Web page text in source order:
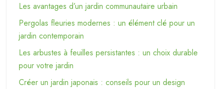
Les avantages d’un jardin communautaire urbain
Pergolas fleuries modernes : un élément clé pour un
jardin contemporain
Les arbustes à feuilles persistantes : un choix durable
pour votre jardin
Créer un jardin japonais : conseils pour un design